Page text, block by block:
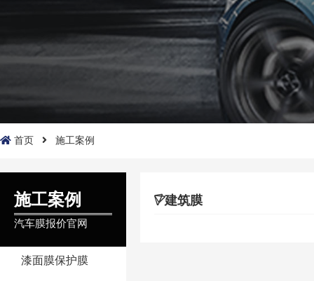
首页 施工案例
施工案例
汽车膜报价官网
漆面膜保护膜
建筑膜